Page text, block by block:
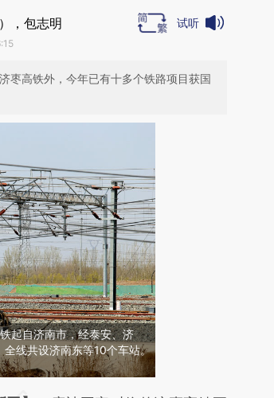
，包志明 试听
枣高铁外，今年已有十多个铁路项目获国
起自济南市，经泰安、济
线共设济南东等10个车站。